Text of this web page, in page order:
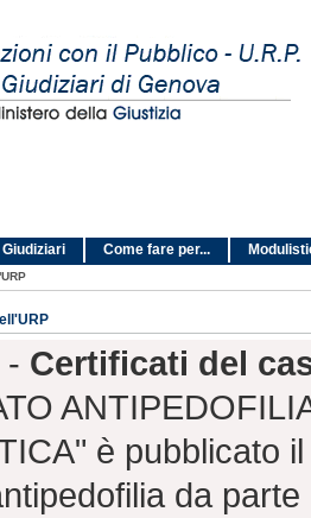
Come fare per...
- Certificati del
è pubblicato
da